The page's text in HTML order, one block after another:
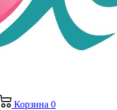
Корзина 0